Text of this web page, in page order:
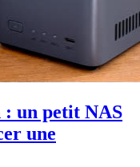
: un petit NAS
une